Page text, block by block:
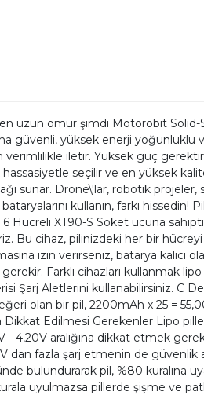
en uzun ömür şimdi Motorobit
güvenli, yüksek enerji yoğunluklu
verimlilikle iletir. Yüksek güç
seçilir ve en yüksek
sunar. Drone\'lar, robotik projeler,
kullanın, farkı hissedin!
Hücreli XT90-S Soket ucuna
Bu cihaz, pilinizdeki her bir
izin verirseniz, batarya kalıcı
Farklı cihazları kullanmak
Şarj Aletlerini kullanabilirsiniz. C
olan bir pil, 2200mAh x 25 =
Dikkat Edilmesi Gerekenler Lipo
4,20V aralığına dikkat etmek
dan fazla şarj etmenin de güvenlik
bulundurarak pil, %80 kuralına
uyulmazsa pillerde şişme ve